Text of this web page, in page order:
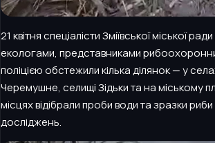
21 квітня спеціалісти Зміївської міської
екологами, представниками
поліцією обстежили кілька ділянок — у
Черемушне, селищі Зідьки та на міському
місцях відібрали проби води та зразки
досліджень.